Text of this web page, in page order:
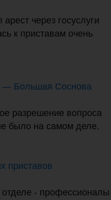
через госуслуги
к приставам очень
— Большая Соснова
разрешение вопроса
было на самом деле.
приставов
- профессионалы